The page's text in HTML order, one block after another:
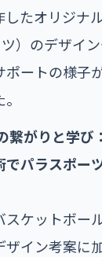
したオリジナ
）のデザイ
ポートの様子
繋がりと学び
でパラスポー
スケットボー
ザイン考案に